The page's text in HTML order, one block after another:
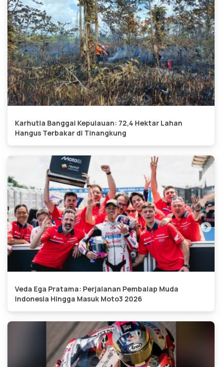
Karhutla Banggai Kepulauan: 72,4 Hektar Lahan
Hangus Terbakar di Tinangkung
Veda Ega Pratama: Perjalanan Pembalap Muda
Indonesia Hingga Masuk Moto3 2026